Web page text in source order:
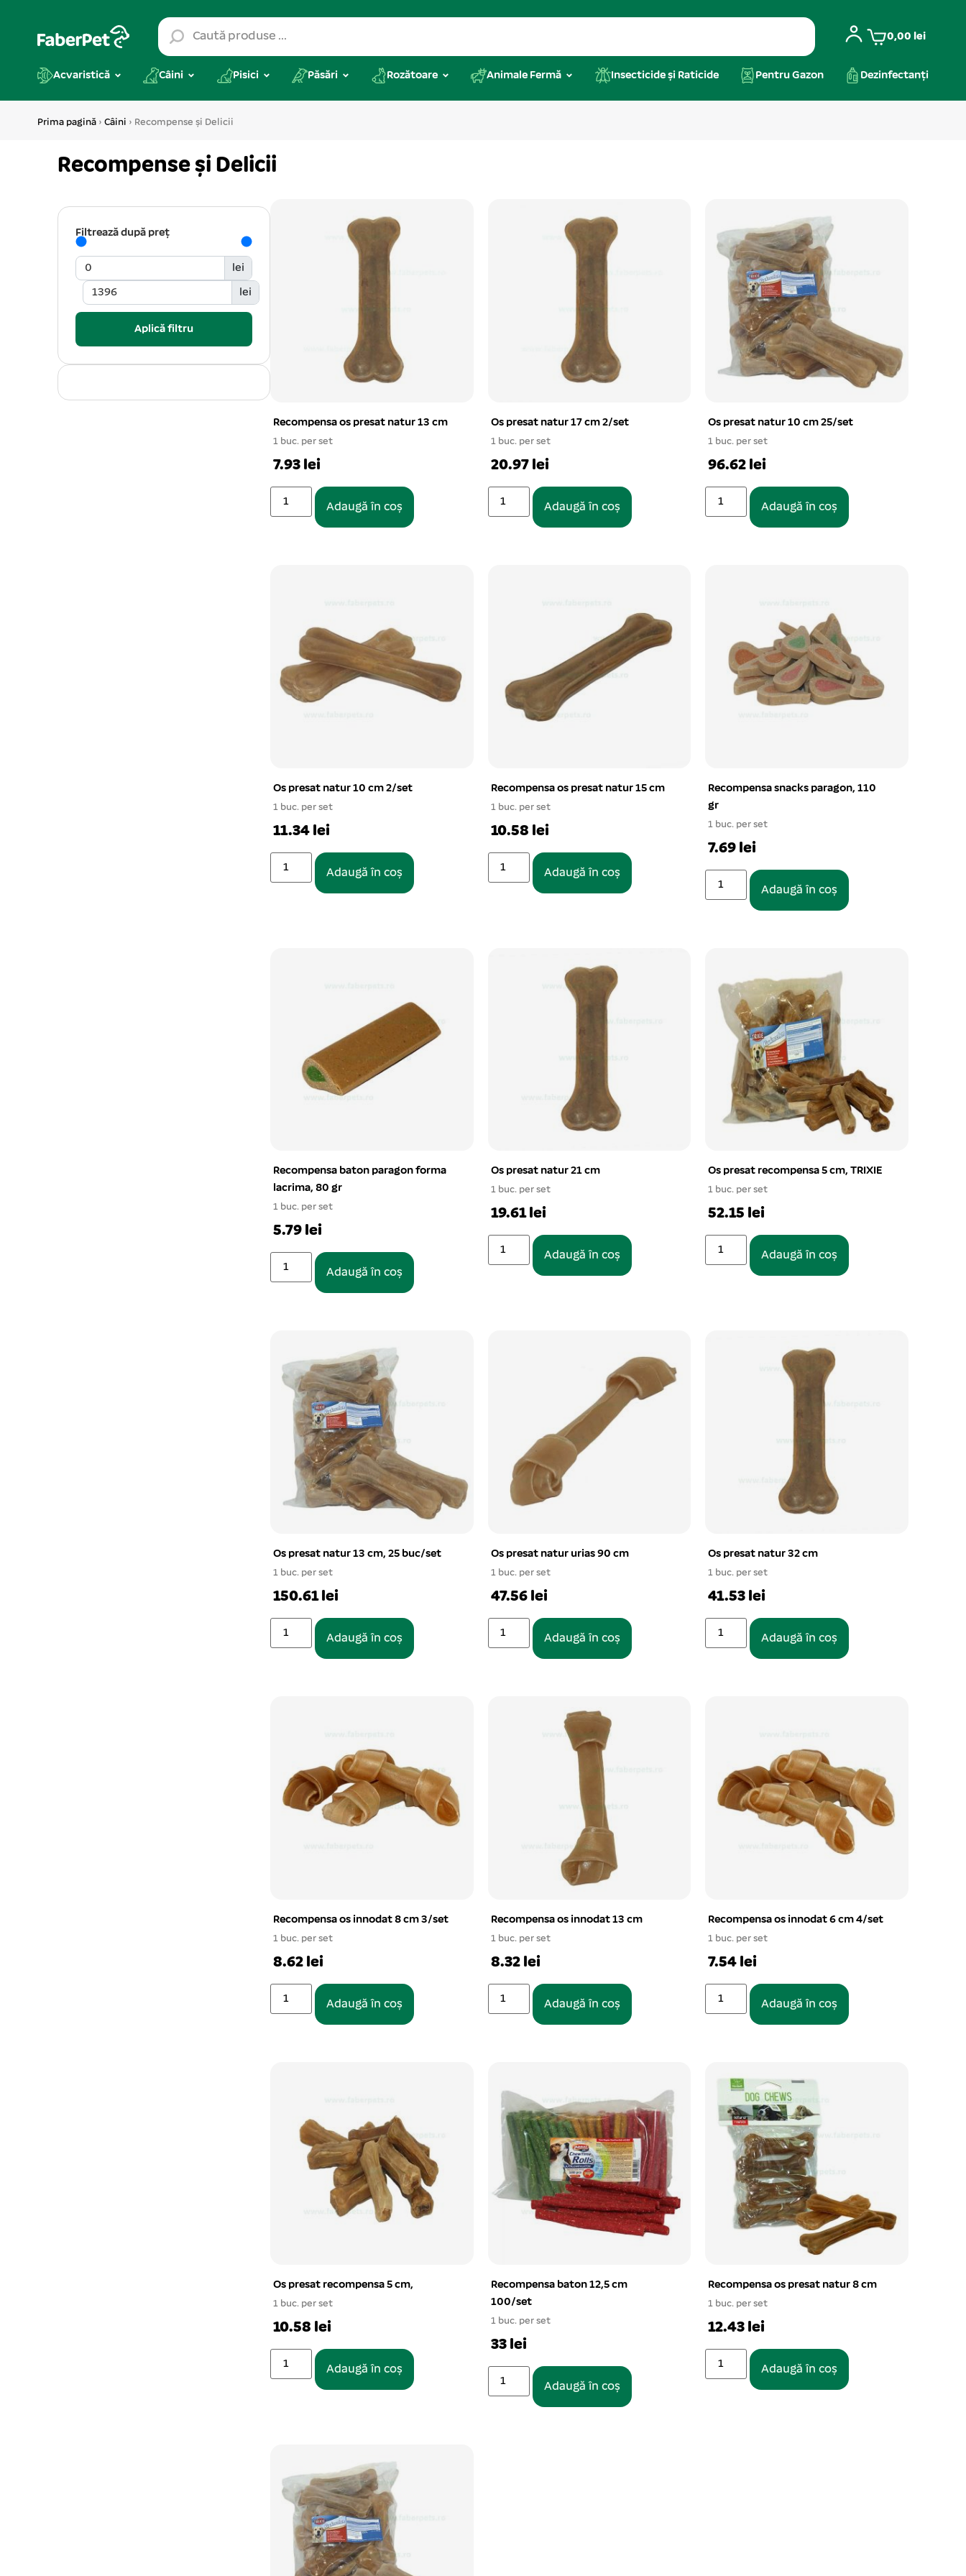
0,00 lei
Acvaristică Câini Pisici Păsări Rozătoare Animale Fermă Insecticide și Raticide Pentru Gazon Dezinfectanți
Prima pagină › Câini › Recompense și Delicii
Recompense și Delicii
Filtrează după preț
lei
lei
Aplică filtru
Recompensa os presat natur 13 cm
1 buc. per set
7.93 lei
Adaugă în coș
Os presat natur 17 cm 2/set
1 buc. per set
20.97 lei
Adaugă în coș
Os presat natur 10 cm 25/set
1 buc. per set
96.62 lei
Adaugă în coș
Os presat natur 10 cm 2/set
1 buc. per set
11.34 lei
Adaugă în coș
Recompensa os presat natur 15 cm
1 buc. per set
10.58 lei
Adaugă în coș
Recompensa snacks paragon, 110
gr
1 buc. per set
7.69 lei
Adaugă în coș
Recompensa baton paragon forma
lacrima, 80 gr
1 buc. per set
5.79 lei
Adaugă în coș
Os presat natur 21 cm
1 buc. per set
19.61 lei
Adaugă în coș
Os presat recompensa 5 cm, TRIXIE
1 buc. per set
52.15 lei
Adaugă în coș
Os presat natur 13 cm, 25 buc/set
1 buc. per set
150.61 lei
Adaugă în coș
Os presat natur urias 90 cm
1 buc. per set
47.56 lei
Adaugă în coș
Os presat natur 32 cm
1 buc. per set
41.53 lei
Adaugă în coș
Recompensa os innodat 8 cm 3/set
1 buc. per set
8.62 lei
Adaugă în coș
Recompensa os innodat 13 cm
1 buc. per set
8.32 lei
Adaugă în coș
Recompensa os innodat 6 cm 4/set
1 buc. per set
7.54 lei
Adaugă în coș
Os presat recompensa 5 cm,
1 buc. per set
10.58 lei
Adaugă în coș
Recompensa baton 12,5 cm
100/set
1 buc. per set
33 lei
Adaugă în coș
Recompensa os presat natur 8 cm
1 buc. per set
12.43 lei
Adaugă în coș